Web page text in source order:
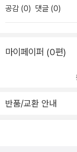
공감 (0) 댓글 (0)
마이페이퍼 (0편)
반품/교환 안내